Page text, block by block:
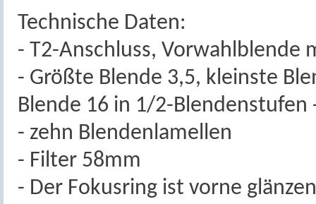
Technische Daten:
- T2-Anschluss, Vorwahlblende
- Größte Blende 3,5, kleinste
Blende 16 in 1/2-Blendenstufen
- zehn Blendenlamellen
- Filter 58mm
- Der Fokusring ist vorne